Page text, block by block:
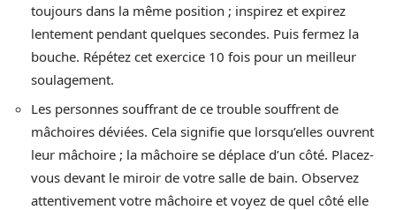
toujours dans la même position ; inspirez et expirez
lentement pendant quelques secondes. Puis fermez la
bouche. Répétez cet exercice 10 fois pour un meilleur
soulagement.
Les personnes souffrant de ce trouble souffrent de
mâchoires déviées. Cela signifie que lorsqu’elles ouvrent
leur mâchoire ; la mâchoire se déplace d’un côté. Placez-
vous devant le miroir de votre salle de bain. Observez
attentivement votre mâchoire et voyez de quel côté elle